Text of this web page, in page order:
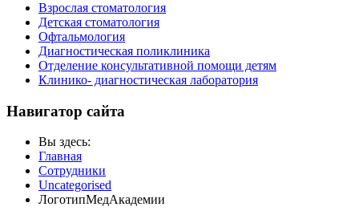
Взрослая стоматология
Детская стоматология
Офтальмология
Диагностическая поликлиника
Отделение консультативной помощи детям
Клинико- диагностическая лаборатория
Навигатор сайта
Вы здесь:
Главная
Сотрудники
Uncategorised
ЛоготипМедАкадемии